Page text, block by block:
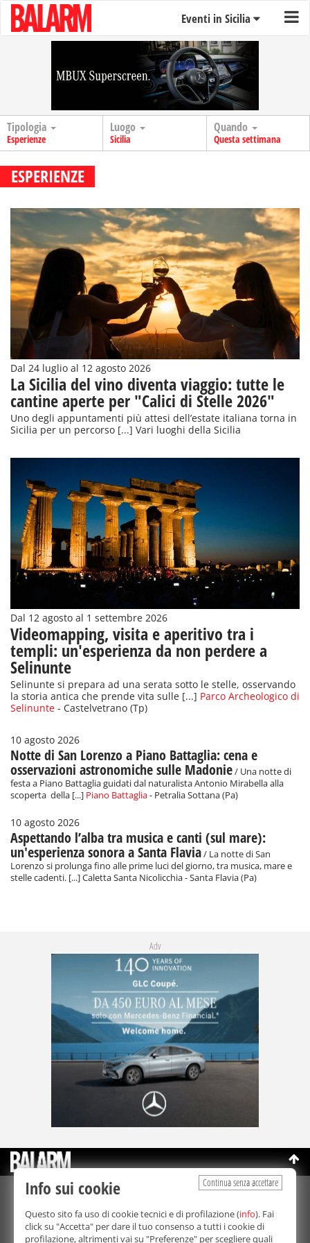
Eventi in Sicilia
Tipologia
Esperienze
Luogo
Sicilia
Quando
Questa settimana
ESPERIENZE
Dal 24 luglio al 12 agosto 2026
La Sicilia del vino diventa viaggio: tutte le
cantine aperte per "Calici di Stelle 2026"
Uno degli appuntamenti più attesi dell’estate italiana torna in
Sicilia per un percorso [...] Vari luoghi della Sicilia
Dal 12 agosto al 1 settembre 2026
Videomapping, visita e aperitivo tra i
templi: un'esperienza da non perdere a
Selinunte
Selinunte si prepara ad una serata sotto le stelle, osservando
la storia antica che prende vita sulle [...] Parco Archeologico di
Selinunte - Castelvetrano (Tp)
10 agosto 2026
Notte di San Lorenzo a Piano Battaglia: cena e
osservazioni astronomiche sulle Madonie/ Una notte di
festa a Piano Battaglia guidati dal naturalista Antonio Mirabella alla
scoperta della [...] Piano Battaglia- Petralia Sottana (Pa)
10 agosto 2026
Aspettando l’alba tra musica e canti (sul mare):
un'esperienza sonora a Santa Flavia/ La notte di San
Lorenzo si prolunga fino alle prime luci del giorno, tra musica, mare e
stelle cadenti. [...] Caletta Santa Nicolicchia - Santa Flavia (Pa)
Adv
©Copyright 2003-2026
Bmedia Srl- P.IVA 07064240828
La riproduzione totale o parziale di tutti i contenuti, in qualunque
forma, su qualsiasi supporto è proibita.
Continua senza accettare
Info sui cookie
Questo sito fa uso di cookie tecnici e di profilazione (info). Fai
click su "Accetta" per dare il tuo consenso a tutti i cookie di
profilazione, altrimenti vai su "Preferenze" per scegliere quali